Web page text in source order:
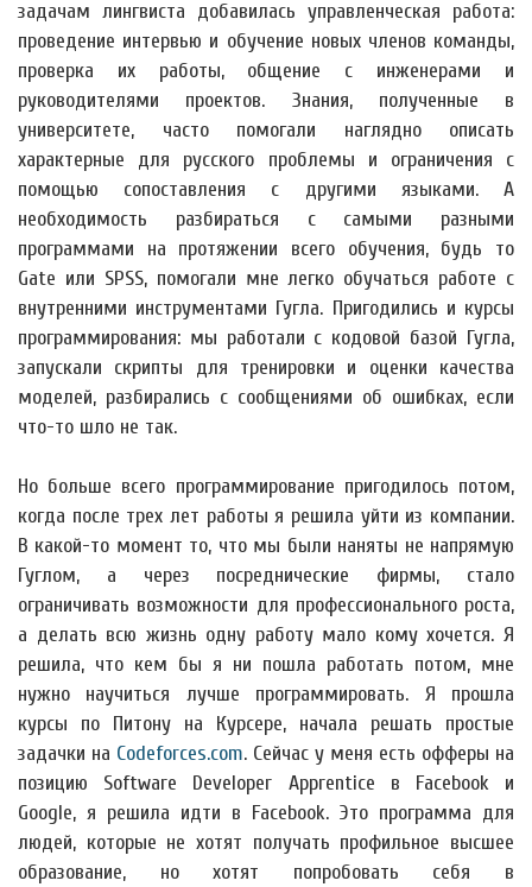
задачам лингвиста добавилась управленческая работа:
проведение интервью и обучение новых членов команды,
проверка их работы, общение с инженерами и
руководителями проектов. Знания, полученные в
университете, часто помогали наглядно описать
характерные для русского проблемы и ограничения с
помощью сопоставления с другими языками. А
необходимость разбираться с самыми разными
программами на протяжении всего обучения, будь то
Gate или SPSS, помогали мне легко обучаться работе с
внутренними инструментами Гугла. Пригодились и курсы
программирования: мы работали с кодовой базой Гугла,
запускали скрипты для тренировки и оценки качества
моделей, разбирались с сообщениями об ошибках, если
что-то шло не так.
Но больше всего программирование пригодилось потом,
когда после трех лет работы я решила уйти из компании.
В какой-то момент то, что мы были наняты не напрямую
Гуглом, а через посреднические фирмы, стало
ограничивать возможности для профессионального роста,
а делать всю жизнь одну работу мало кому хочется. Я
решила, что кем бы я ни пошла работать потом, мне
нужно научиться лучше программировать. Я прошла
курсы по Питону на Курсере, начала решать простые
задачки на Codeforces.com. Сейчас у меня есть офферы на
позицию Software Developer Apprentice в Facebook и
Google, я решила идти в Facebook. Это программа для
людей, которые не хотят получать профильное высшее
образование, но хотят попробовать себя в